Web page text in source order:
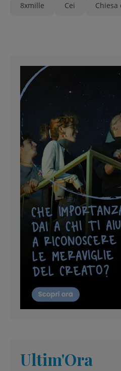
8xmille Cei Chiesa
Ultim'Ora